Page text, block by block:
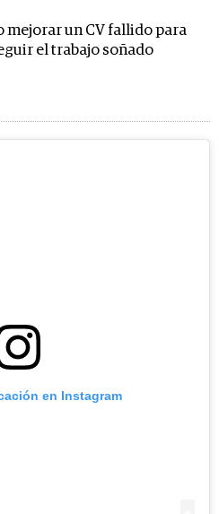
mejorar un CV fallido para
el trabajo soñado
en Instagram